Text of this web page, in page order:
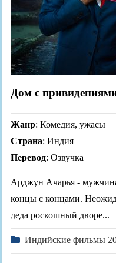
Дом с
Жанр: Комедия, ужасы
Страна: Индия
Перевод: Озвучка
Арджун Ачарья -
концы с концами.
деда роскошный дворе...
Индийские фильмы